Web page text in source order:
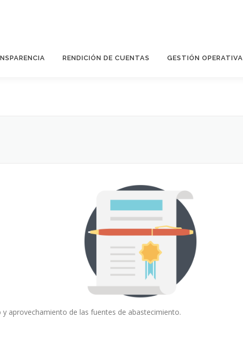
RENDICIÓN DE CUENTAS GESTIÓN OPERATIVA
aprovechamiento de las fuentes de abastecimiento.